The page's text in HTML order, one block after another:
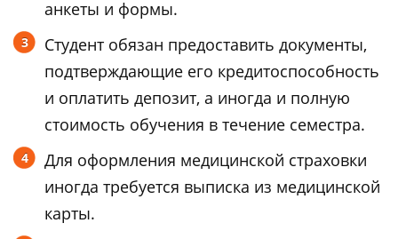
анкеты и формы.
Студент обязан предоставить документы,
подтверждающие его кредитоспособность
и оплатить депозит, а иногда и полную
стоимость обучения в течение семестра.
Для оформления медицинской страховки
иногда требуется выписка из медицинской
карты.